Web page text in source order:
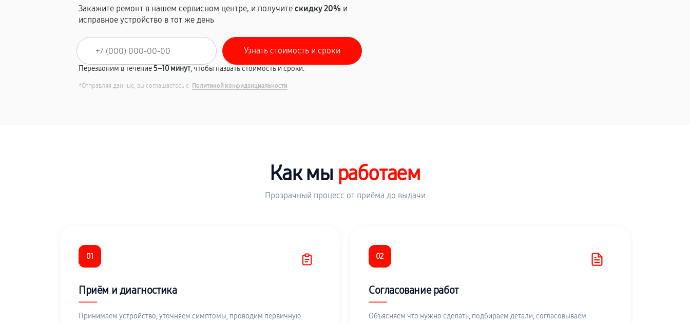
Закажите ремонт в нашем сервисном центре, и получитескидку 20% и
исправное устройство в тот же день
Перезвоним в течение5–10 минут, чтобы назвать стоимость и сроки.
*Отправляя данные, вы соглашаетесь с Политикой конфиденциальности
Как мы работаем
Прозрачный процесс от приёма до выдачи
01
Приём и диагностика
Принимаем устройство, уточняем симптомы, проводим первичную
02
Согласование работ
Объясняем что нужно сделать, подбираем детали, согласовываем